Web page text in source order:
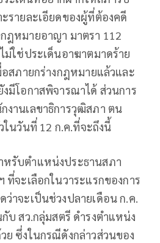
รายละเอียดของผู้ที่ต้องคดี
ฎหมายอาญา มาตรา 112
ม่ใช่ประเด็นอาฆาตมาดร้าย
อสภายกร่างกฎหมายแล้วและ
มีโอกาสพิจารณาได้ ส่วนการ
งานเลขาธิการวุฒิสภา ตน
ในวันที่ 12 ก.ค.ที่จะถึงนี้
หรับตำแหน่งประธานสภา
ที่จะเลือกในวาระแรกของการ
าจะเป็นช่วงปลายเดือน ก.ค.
บ สว.กลุ่มสตรี ดำรงตำแหน่ง
ย ซึ่งในกรณีดังกล่าวส่วนของ